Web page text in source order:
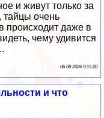
и живут только за
тайцы очень
происходит даже в
чему удивится
06 08 2026 9:15:20
и что